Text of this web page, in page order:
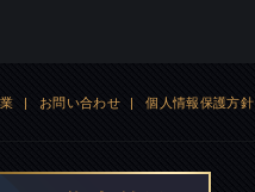
| お問い合わせ | 個人情報保護方針